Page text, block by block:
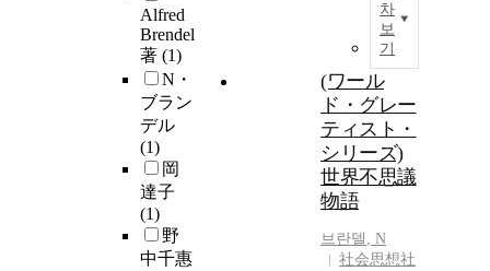
Alfred
Brendel
著 (1)
N・
ブラン
デル
(1)
岡
達子
(1)
野
中千惠
차
보
기
(ワール
ド・グレー
ティスト・
シリーズ)
世界不思議
物語
브란델 , N
社会思想社